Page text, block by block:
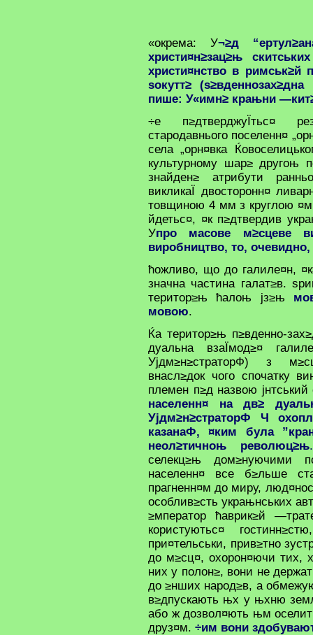
«окрема: У¬≥д
христи¤н≥зац≥њ
христи¤нство в римськ≥й
ѕокутт≥
пише: У«имн≥ крањни
÷е п≥дтверджуЇтьс¤
стародавнього поселенн¤
села „орн¤вка
культурному шар≥ другоњ
знайден≥ атрибути
викликаЇ двосторонн¤
товщиною 4 мм з круглою
йдетьс¤, ¤к п≥дтвердив
Упро масове м≥сцеве
виробництво, то,
ћожливо, що до галиле¤н,
значна частина галат≥в.
територ≥њ ћалоњ јз≥њ
мовою.
Ќа територ≥њ п≥вденно-
дуальна взаЇмод≥¤
Ујдм≥н≥страторФ) з
внасл≥док чого спочатку
племен п≥д назвою
населенн¤ на дв≥
Ујдм≥н≥страторФ Ч
казанаФ, ¤ким була
неол≥тичноњ революц≥њ.
селекц≥њ дом≥нуючими
населенн¤ все б≥льше
прагненн¤м до миру,
особлив≥сть украњнських
≥мператор ћаврик≥й
користуютьс¤
при¤тельськи, прив≥тно
до м≥сц¤, охорон¤ючи тих,
них у полон≥, вони не
до ≥нших народ≥в, а
в≥дпускають њх у њхню
або ж дозвол¤ють њм
друз¤м. ÷им вони